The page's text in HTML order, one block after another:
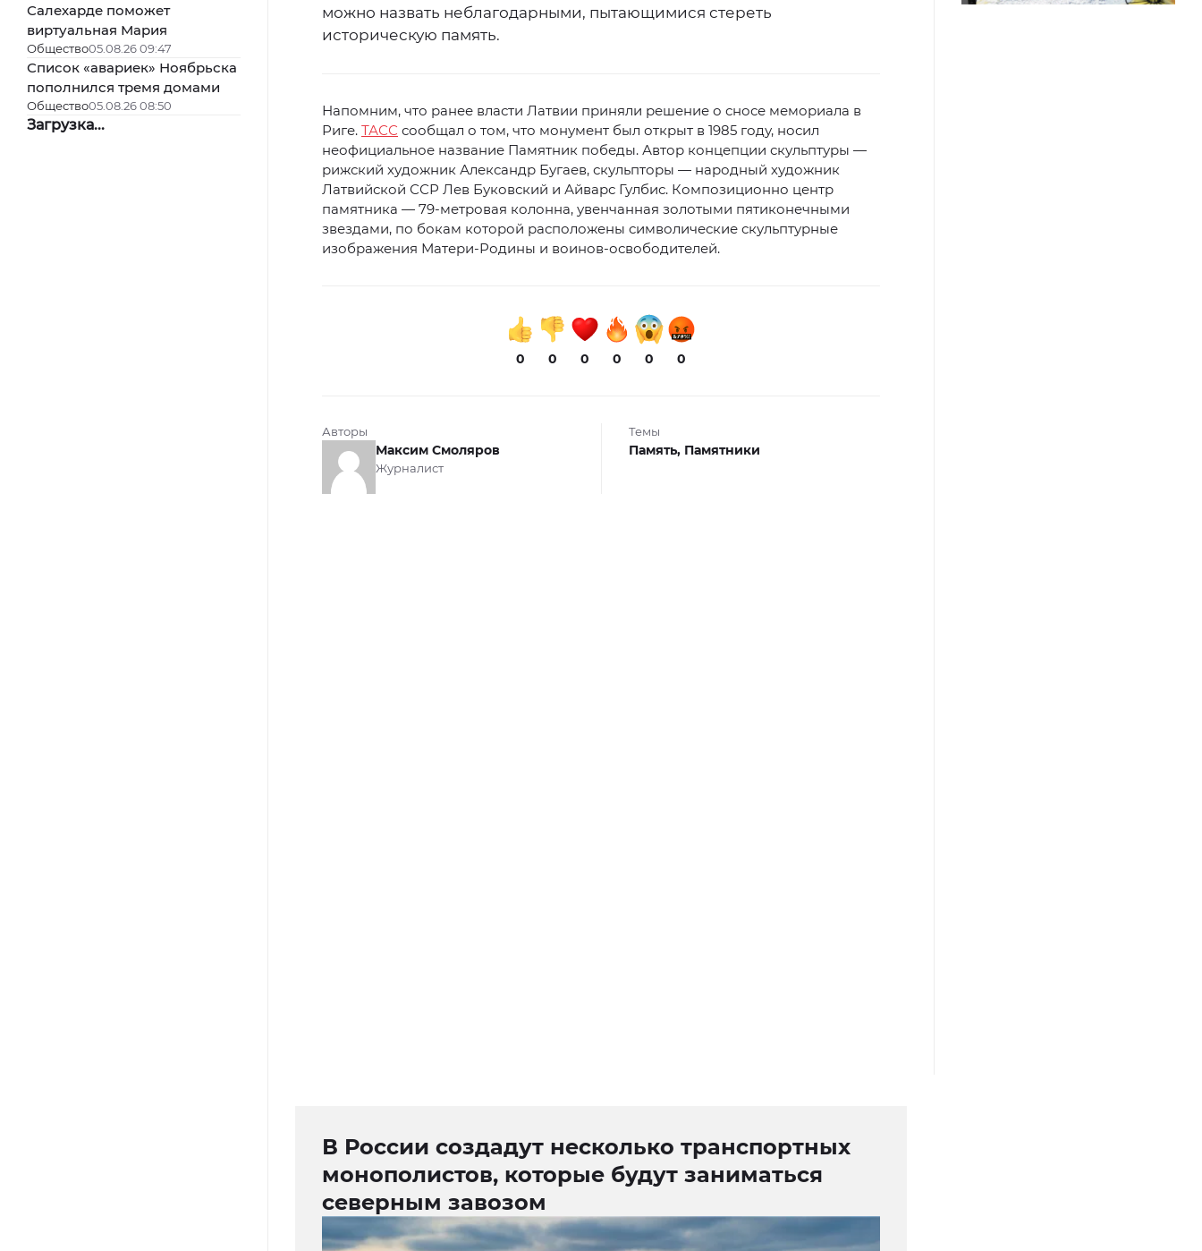
Салехарде поможет
виртуальная Мария
Общество05.08.26 09:47
Список «авариек» Ноябрьска
пополнился тремя домами
Общество05.08.26 08:50
Загрузка...
можно назвать неблагодарными, пытающимися стереть
историческую память.
Напомним, что ранее власти Латвии приняли решение о сносе мемориала в
Риге. ТАСС сообщал о том, что монумент был открыт в 1985 году, носил
неофициальное название Памятник победы. Автор концепции скульптуры —
рижский художник Александр Бугаев, скульпторы — народный художник
Латвийской ССР Лев Буковский и Айварс Гулбис. Композиционно центр
памятника — 79-метровая колонна, увенчанная золотыми пятиконечными
звездами, по бокам которой расположены символические скульптурные
изображения Матери-Родины и воинов-освободителей.
0 0 0 0 0 0
Авторы
Максим Смоляров
Журналист
Темы
Память, Памятники
В России создадут несколько транспортных
монополистов, которые будут заниматься
северным завозом